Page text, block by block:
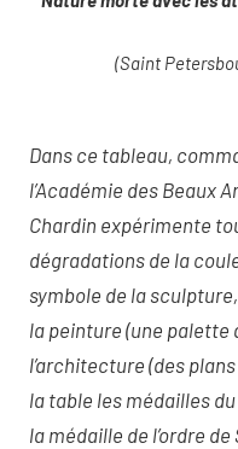
(Saint
Dans ce tableau,
l’Académie des Beaux
Chardin expérimente
dégradations de la
symbole de la
la peinture (une palette
l’architecture (des
la table les médailles
la médaille de l’ordre